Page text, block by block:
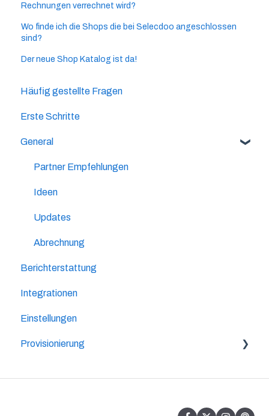
Rechnungen verrechnet wird?
Wo finde ich die Shops die bei Selecdoo angeschlossen
sind?
Der neue Shop Katalog ist da!
Häufig gestellte Fragen
Erste Schritte
General
Partner Empfehlungen
Ideen
Updates
Abrechnung
Berichterstattung
Integrationen
Einstellungen
Provisionierung